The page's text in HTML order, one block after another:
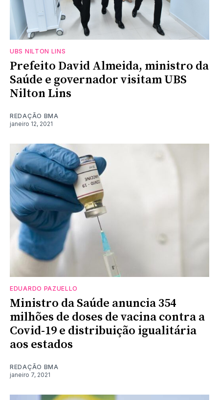
UBS NILTON LINS
Prefeito David Almeida, ministro da
Saúde e governador visitam UBS
Nilton Lins
REDAÇÃO BMA
janeiro 12, 2021
EDUARDO PAZUELLO
Ministro da Saúde anuncia 354
milhões de doses de vacina contra a
Covid-19 e distribuição igualitária
aos estados
REDAÇÃO BMA
janeiro 7, 2021